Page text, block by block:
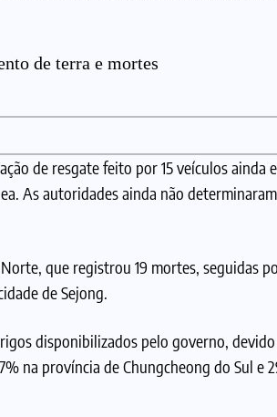
de terra e mortes
de resgate feito por 15 veículos ainda
As autoridades ainda não
que registrou 19 mortes, seguidas
de Sejong.
disponibilizados pelo governo,
na província de Chungcheong do Sul e